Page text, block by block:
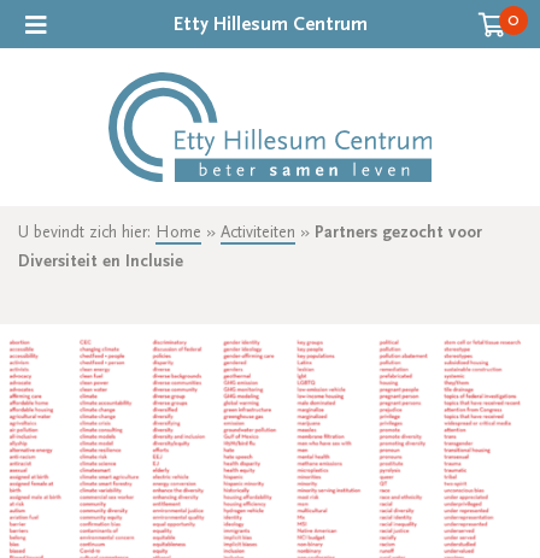
Etty Hillesum Centrum 0
U bevindt zich hier: Home » Activiteiten » Partners gezocht voor
Diversiteit en Inclusie